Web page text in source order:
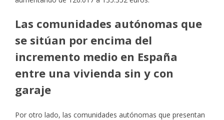
Las comunidades autónomas que
se sitúan por encima del
incremento medio en España
entre una vivienda sin y con
garaje
Por otro lado, las comunidades autónomas que presentan